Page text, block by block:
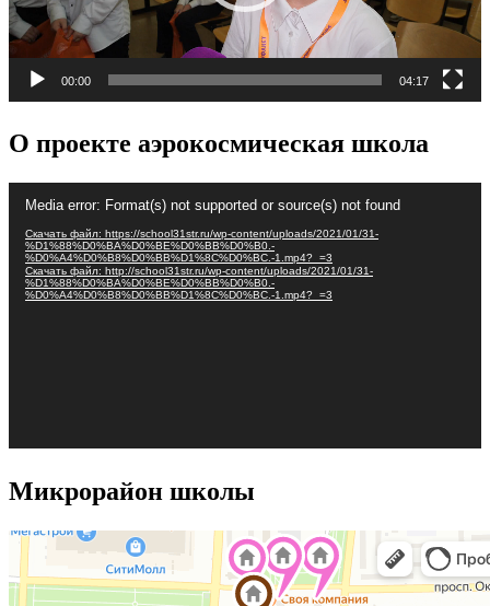
00:00 04:17
О проекте аэрокосмическая школа
Видеоплеер
Media error: Format(s) not supported or source(s) not found
Скачать файл: https://school31str.ru/wp-content/uploads/2021/01/31-
%D1%88%D0%BA%D0%BE%D0%BB%D0%B0.-
%D0%A4%D0%B8%D0%BB%D1%8C%D0%BC.-1.mp4?_=3
Скачать файл: http://school31str.ru/wp-content/uploads/2021/01/31-
%D1%88%D0%BA%D0%BE%D0%BB%D0%B0.-
%D0%A4%D0%B8%D0%BB%D1%8C%D0%BC.-1.mp4?_=3
Микрорайон школы